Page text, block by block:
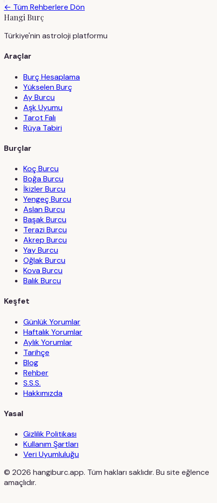
← Tüm Rehberlere Dön
Hangi Burç
Türkiye'nin astroloji platformu
Araçlar
Burç Hesaplama
Yükselen Burç
Ay Burcu
Aşk Uyumu
Tarot Falı
Rüya Tabiri
Burçlar
Koç Burcu
Boğa Burcu
İkizler Burcu
Yengeç Burcu
Aslan Burcu
Başak Burcu
Terazi Burcu
Akrep Burcu
Yay Burcu
Oğlak Burcu
Kova Burcu
Balık Burcu
Keşfet
Günlük Yorumlar
Haftalık Yorumlar
Aylık Yorumlar
Tarihçe
Blog
Rehber
S.S.S.
Hakkımızda
Yasal
Gizlilik Politikası
Kullanım Şartları
Veri Uyumluluğu
© 2026 hangiburc.app. Tüm hakları saklıdır. Bu site eğlence
amaçlıdır.